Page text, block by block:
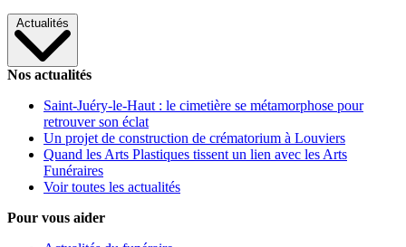
Actualités
Nos actualités
Saint-Juéry-le-Haut : le cimetière se métamorphose pour
retrouver son éclat
Un projet de construction de crématorium à Louviers
Quand les Arts Plastiques tissent un lien avec les Arts
Funéraires
Voir toutes les actualités
Pour vous aider